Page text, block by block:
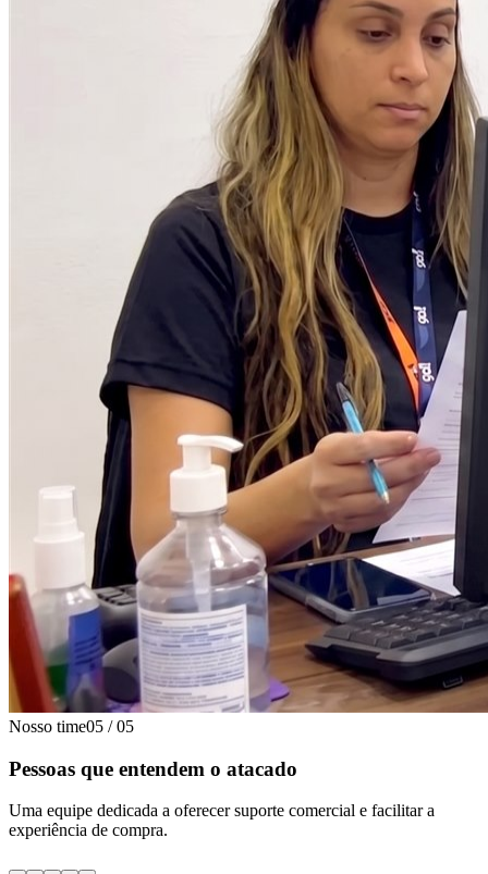
Nosso time05 / 05
Pessoas que entendem o atacado
Uma equipe dedicada a oferecer suporte comercial e facilitar a
experiência de compra.